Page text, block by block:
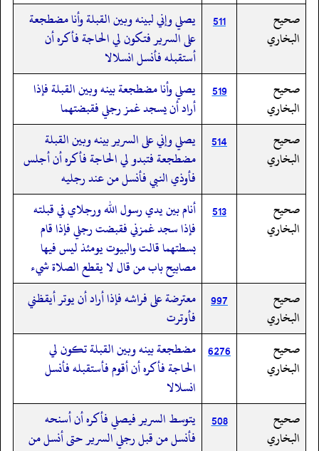
صحيح
البخاري
511
يصلي وإني لبينه وبين القبلة وأنا مضطجعة
على السرير فتكون لي الحاجة فأكره أن
أستقبله فأنسل انسلالا
صحيح
البخاري
519
يصلي وأنا مضطجعة بينه وبين القبلة فإذا
أراد أن يسجد غمز رجلي فقبضتهما
صحيح
البخاري
514
يصلي وإني على السرير بينه وبين القبلة
مضطجعة فتبدو لي الحاجة فأكره أن أجلس
فأوذي النبي فأنسل من عند رجليه
صحيح
البخاري
513
أنام بين يدي رسول الله ورجلاي في قبلته
فإذا سجد غمزني فقبضت رجلي فإذا قام
بسطتهما قالت والبيوت يومئذ ليس فيها
مصابيح باب من قال لا يقطع الصلاة شيء
صحيح
البخاري
997
معترضة على فراشه فإذا أراد أن يوتر أيقظني
فأوترت
صحيح
البخاري
6276 مضطجعة بينه وبين القبلة تكون لي
الحاجة فأكره أن أقوم فأستقبله فأنسل
انسلالا
صحيح
البخاري
508
يتوسط السرير فيصلي فأكره أن أسنحه
فأنسل من قبل رجلي السرير حتى أنسل من